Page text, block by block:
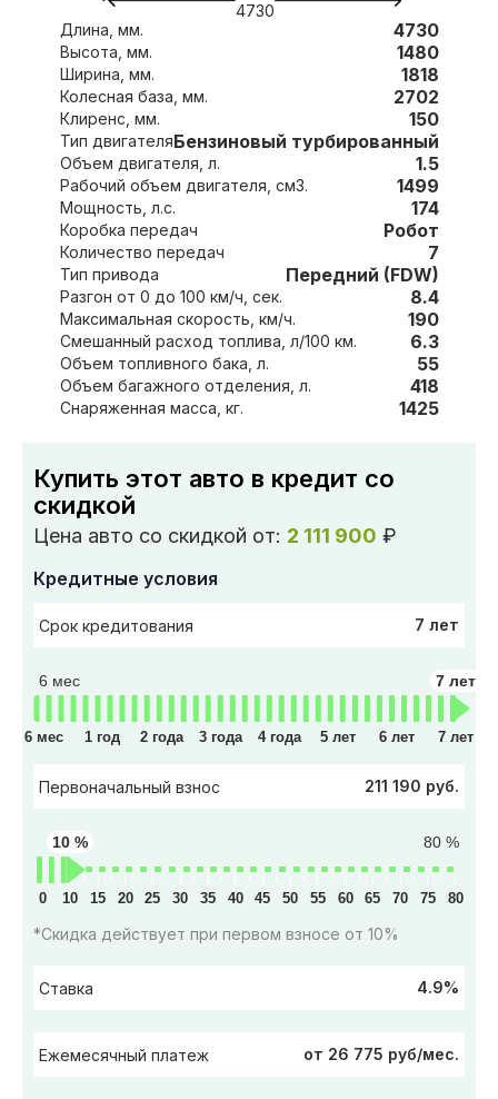
4730
Длина, мм. 4730
Высота, мм. 1480
Ширина, мм. 1818
Колесная база, мм. 2702
Клиренс, мм. 150
Тип двигателяБензиновый турбированный
Объем двигателя, л. 1.5
Рабочий объем двигателя, см3. 1499
Мощность, л.с. 174
Коробка передач Робот
Количество передач 7
Тип привода Передний (FDW)
Разгон от 0 до 100 км/ч, сек. 8.4
Максимальная скорость, км/ч. 190
Смешанный расход топлива, л/100 км. 6.3
Объем топливного бака, л. 55
Объем багажного отделения, л. 418
Снаряженная масса, кг. 1425
Купить этот авто в кредит со
скидкой
Цена авто со скидкой от: 2 111 900 ₽
Кредитные условия
Срок кредитования 7 лет
6 мес 7 лет
6 мес 1 год 2 года 3 года 4 года 5 лет 6 лет 7 лет
Первоначальный взнос 211 190 руб.
80 %
10 %
0 10 15 20 25 30 35 40 45 50 55 60 65 70 75 80
*Скидка действует при первом взносе от 10%
Ставка 4.9%
Ежемесячный платеж от 26 775 руб/мес.